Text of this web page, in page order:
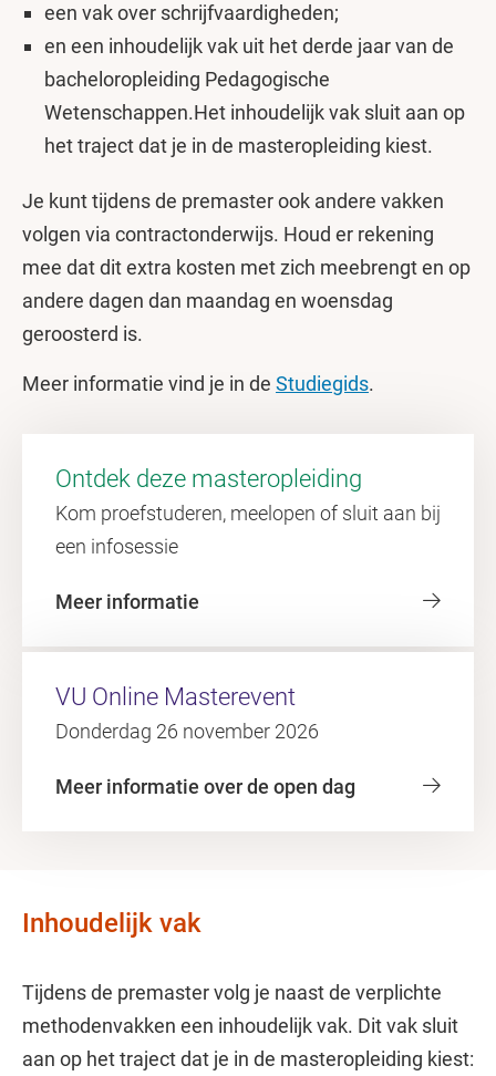
een vak over schrijfvaardigheden;
en een inhoudelijk vak uit het derde jaar van de
bacheloropleiding Pedagogische
Wetenschappen.Het inhoudelijk vak sluit aan op
het traject dat je in de masteropleiding kiest.
Je kunt tijdens de premaster ook andere vakken
volgen via contractonderwijs. Houd er rekening
mee dat dit extra kosten met zich meebrengt en op
andere dagen dan maandag en woensdag
geroosterd is.
Meer informatie vind je in de Studiegids.
Ontdek deze masteropleiding
Kom proefstuderen, meelopen of sluit aan bij
een infosessie
Meer informatie
VU Online Masterevent
Donderdag 26 november 2026
Meer informatie over de open dag
Inhoudelijk vak
Tijdens de premaster volg je naast de verplichte
methodenvakken een inhoudelijk vak. Dit vak sluit
aan op het traject dat je in de masteropleiding kiest: